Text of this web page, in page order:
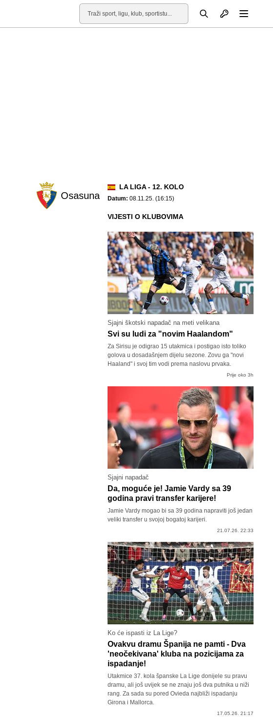
Pretraga Otvori profil
Osasuna
LA LIGA - 12. KOLO
Datum: 08.11.25. (16:15)
VIJESTI O KLUBOVIMA
Sjajni škotski napadač na meti velikana
Svi su ludi za "novim Haalandom"
Za Sirisu je odigrao 15 utakmica i postigao isto toliko
golova u dosadašnjem dijelu sezone. Zovu ga "novi
Haaland" i svoj tim vodi prema naslovu prvaka.
Prije oko 3h
Sjajni napadač
Da, moguće je! Jamie Vardy sa 39
godina pravi transfer karijere!
Jamie Vardy mogao bi sa 39 godina napraviti još jedan
veliki transfer u svojoj bogatoj karijeri.
21.07.26. 22:33
Ko će ispasti iz La Lige?
Ovakvu dramu Španija ne pamti - Dva
'neočekivana' kluba na pozicijama za
ispadanje!
Utakmice 37. kola španske La Lige donijele su pravu
dramu, ali još uvijek se ne znaju još dva putnika u niži
rang. Za sada su pored Ovieda najbliži ispadanju
Girona i Mallorca.
17.05.26. 21:17